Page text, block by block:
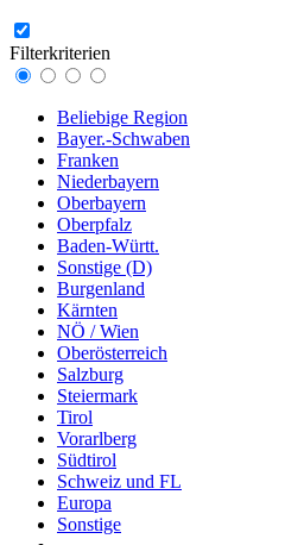
Filterkriterien
Beliebige Region
Bayer.-Schwaben
Franken
Niederbayern
Oberbayern
Oberpfalz
Baden-Württ.
Sonstige (D)
Burgenland
Kärnten
NÖ / Wien
Oberösterreich
Salzburg
Steiermark
Tirol
Vorarlberg
Südtirol
Schweiz und FL
Europa
Sonstige